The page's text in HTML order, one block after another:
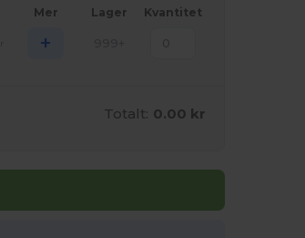
Mer Lager Kvantitet
+
Totalt: 0.00 kr